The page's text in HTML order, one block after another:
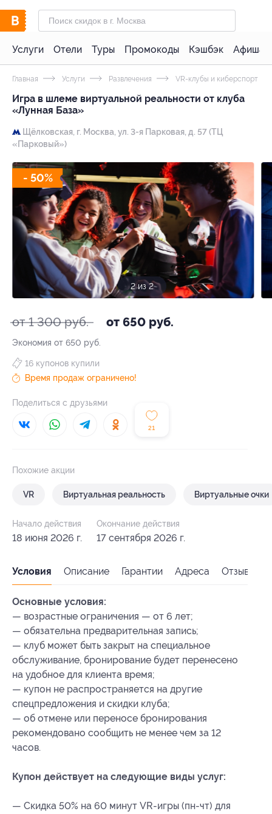
Услуги Отели Туры Промокоды Кэшбэк Афиша
Главная Услуги Развлечения VR-клубы и киберспорт
Игра в шлеме виртуальной реальности от клуба
«Лунная База»
Щёлковская, г. Москва, ул. 3-я Парковая, д. 57 (ТЦ
«Парковый»)
- 50%
2 из 2
от 1 300 руб. от 650 руб.
Экономия от 650 руб.
21
16 купонов купили
Время продаж ограничено!
Поделиться с друзьями
Похожие акции
VR Виртуальная реальность Виртуальные очки
Начало действия
18 июня 2026 г.
Окончание действия
17 сентября 2026 г.
Условия Описание Гарантии Адреса Отзывы
Основные условия:
— возрастные ограничения — от 6 лет;
— обязательна предварительная запись;
— клуб может быть закрыт на специальное
обслуживание, бронирование будет перенесено
на удобное для клиента время;
— купон не распространяется на другие
спецпредложения и скидки клуба;
— об отмене или переносе бронирования
рекомендовано сообщить не менее чем за 12
часов.
Купон действует на следующие виды услуг:
— Скидка 50% на 60 минут VR-игры (пн-чт) для